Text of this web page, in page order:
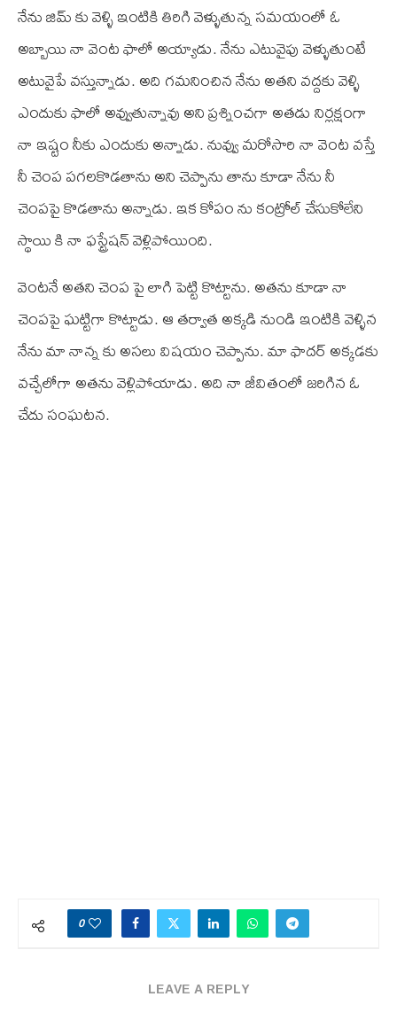
నేను జిమ్ కు వెళ్ళి ఇంటికి తిరిగి వెళ్ళుతున్న సమయంలో ఓ
అబ్బాయి నా వెంట ఫాలో అయ్యాడు. నేను ఎటువైపు వెళ్ళుతుంటే
అటువైపే వస్తున్నాడు. అది గమనించిన నేను అతని వద్దకు వెళ్ళి
ఎందుకు ఫాలో అవ్వుతున్నావు అని ప్రశ్నించగా అతడు నిర్లక్షంగా
నా ఇష్టం నీకు ఎందుకు అన్నాడు. నువ్వు మరోసారి నా వెంట వస్తే
నీ చెంప పగలకొడతాను అని చెప్పాను తాను కూడా నేను నీ
చెంపపై కొడతాను అన్నాడు. ఇక కోపం ను కంట్రోల్ చేసుకోలేని
స్థాయి కి నా ఫస్ట్రేషన్ వెళ్లిపోయింది.
వెంటనే అతని చెంప పై లాగి పెట్టి కొట్టాను. అతను కూడా నా
చెంపపై ఘట్టిగా కొట్టాడు. ఆ తర్వాత అక్కడి నుండి ఇంటికి వెళ్ళిన
నేను మా నాన్న కు అసలు విషయం చెప్పాను. మా ఫాదర్ అక్కడకు
వచ్చేలోగా అతను వెళ్లిపోయాడు. అది నా జీవితంలో జరిగిన ఓ
చేదు సంఘటన.
0
LEAVE A REPLY